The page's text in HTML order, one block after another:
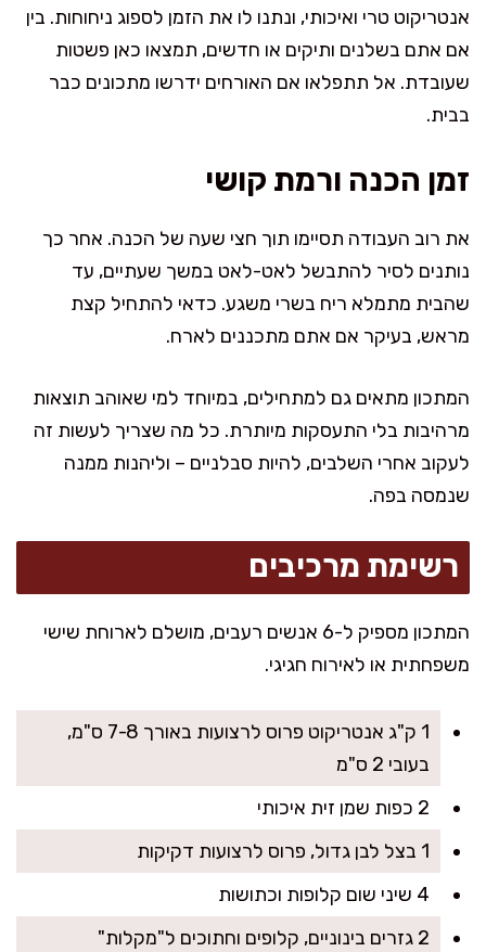
אנטריקוט טרי ואיכותי, ונתנו לו את הזמן לספוג ניחוחות. בין
אם אתם בשלנים ותיקים או חדשים, תמצאו כאן פשטות
שעובדת. אל תתפלאו אם האורחים ידרשו מתכונים כבר
בבית.
זמן הכנה ורמת קושי
את רוב העבודה תסיימו תוך חצי שעה של הכנה. אחר כך
נותנים לסיר להתבשל לאט-לאט במשך שעתיים, עד
שהבית מתמלא ריח בשרי משגע. כדאי להתחיל קצת
מראש, בעיקר אם אתם מתכננים לארח.
המתכון מתאים גם למתחילים, במיוחד למי שאוהב תוצאות
מרהיבות בלי התעסקות מיותרת. כל מה שצריך לעשות זה
לעקוב אחרי השלבים, להיות סבלניים – וליהנות ממנה
שנמסה בפה.
רשימת מרכיבים
המתכון מספיק ל-6 אנשים רעבים, מושלם לארוחת שישי
משפחתית או לאירוח חגיגי.
1 ק"ג אנטריקוט פרוס לרצועות באורך 7-8 ס"מ,
בעובי 2 ס"מ
2 כפות שמן זית איכותי
1 בצל לבן גדול, פרוס לרצועות דקיקות
4 שיני שום קלופות וכתושות
2 גזרים בינוניים, קלופים וחתוכים ל"מקלות"